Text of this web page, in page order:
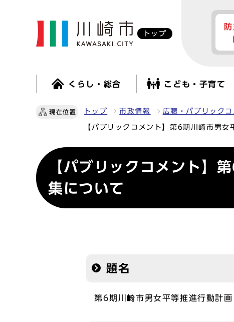
トップ
くらし・総合 こども・子育て
現在位置 トップ 市政情報 広聴・パブリックコ
【パブリックコメント】第6期川崎市男
【パブリックコメント】
集について
題名
第6期川崎市男女平等推進行動計